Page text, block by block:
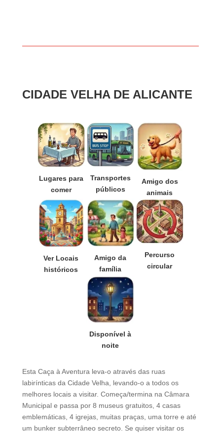
CIDADE VELHA DE ALICANTE
Lugares para
comer
Transportes
públicos
Amigo dos
animais
Ver Locais
históricos
Amigo da
família
Percurso
circular
Disponível à
noite
Esta Caça à Aventura leva-o através das ruas
labirínticas da Cidade Velha, levando-o a todos os
melhores locais a visitar. Começa/termina na Câmara
Municipal e passa por 8 museus gratuitos, 4 casas
emblemáticas, 4 igrejas, muitas praças, uma torre e até
um bunker subterrâneo secreto. Se quiser visitar os